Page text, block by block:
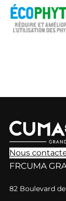
Nous
FRCUMA
82 Boulevard